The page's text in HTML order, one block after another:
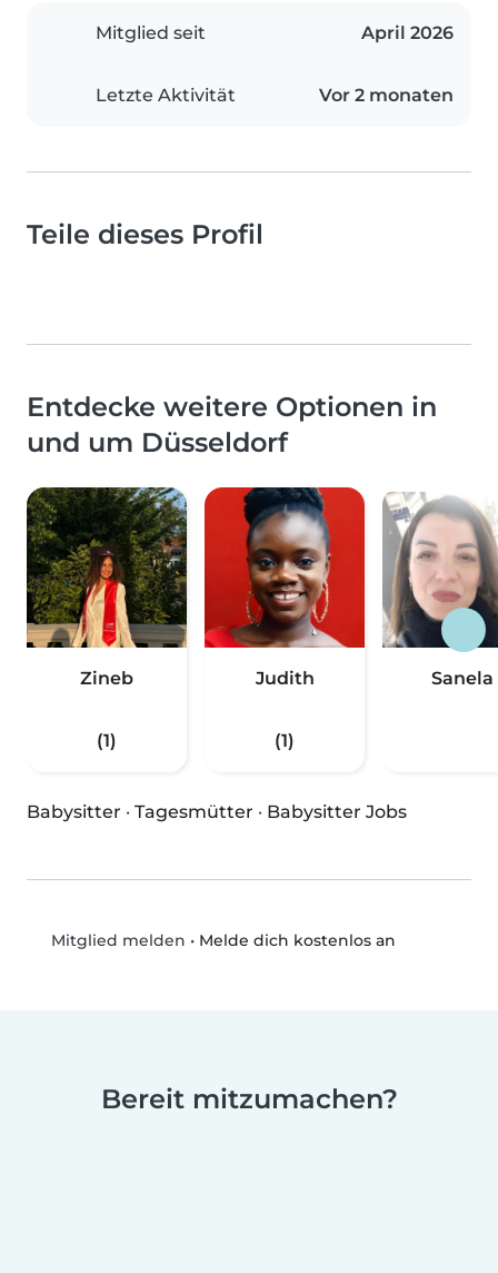
Mitglied seit April 2026
Letzte Aktivität Vor 2 monaten
Teile dieses Profil
Entdecke weitere Optionen in
und um Düsseldorf
Zineb
(1)
Judith
(1)
Sanela
Babysitter · Tagesmütter · Babysitter Jobs
Mitglied melden • Melde dich kostenlos an
Bereit mitzumachen?